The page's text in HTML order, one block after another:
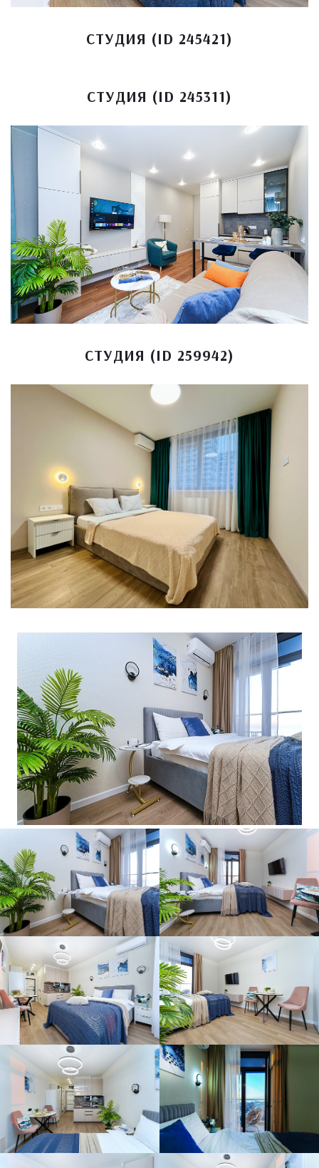
СТУДИЯ (ID 245421)
СТУДИЯ (ID 245311)
СТУДИЯ (ID 259942)